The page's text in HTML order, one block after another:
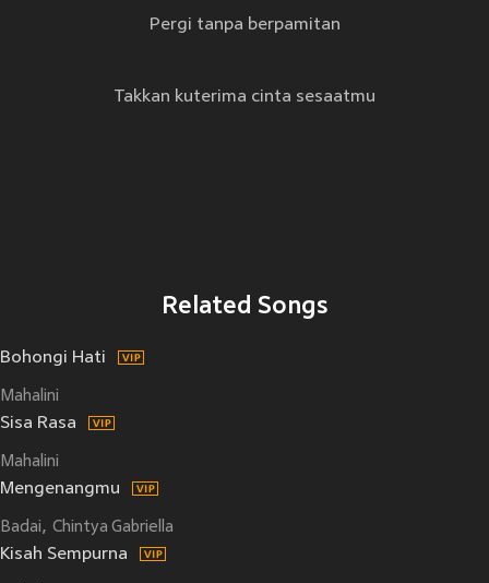
Pergi tanpa berpamitan
Takkan kuterima cinta sesaatmu
Related Songs
Bohongi Hati
Mahalini
Sisa Rasa
Mahalini
Mengenangmu
Badai Chintya Gabriella
Kisah Sempurna